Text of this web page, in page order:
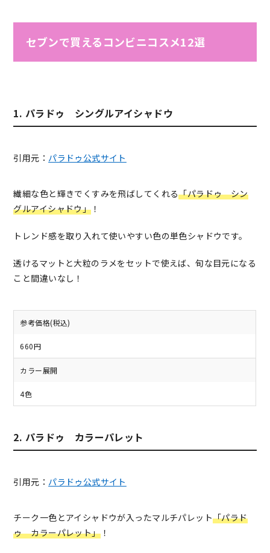
セブンで買えるコンビニコスメ12選
1. パラドゥ シングルアイシャドウ
引用元： パラドゥ公式サイト
繊細な色と輝きでくすみを飛ばしてくれる「パラドゥ シン
グルアイシャドウ」 ！
トレンド感を取り入れて使いやすい色の単色シャドウです。
透けるマットと大粒のラメをセットで使えば、旬な目元になる
こと間違いなし！
参考価格(税込)
660円
カラー展開
4色
2. パラドゥ カラーパレット
引用元： パラドゥ公式サイト
チーク一色とアイシャドウが入ったマルチパレット「パラド
ゥ カラーパレット」！